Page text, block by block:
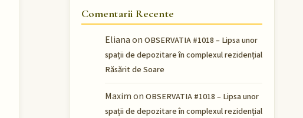
Comentarii Recente
Elianaon OBSERVATIA #1018 – Lipsa unor
spații de depozitare în complexul rezidențial
Răsărit de Soare
Maximon OBSERVATIA #1018 – Lipsa unor
spații de depozitare în complexul rezidențial